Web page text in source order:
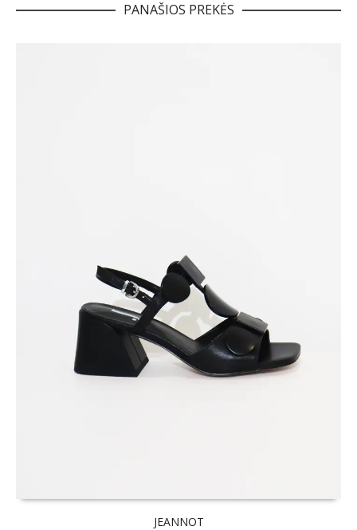
PANAŠIOS PREKĖS
JEANNOT